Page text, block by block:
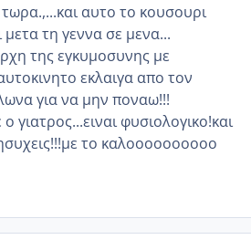
αυτο το κουσουρι
τη γεννα σε μενα...
της εγκυμοσυνης με
εκλαιγα απο τον
για να μην ποναω!!!
γιατρος...ειναι φυσιολογικο!και
το καλοοοοοοοοοο